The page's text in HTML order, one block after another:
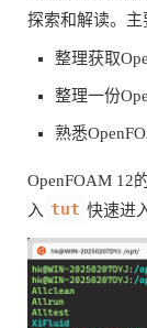
探索和解读。主
整理获取
整理一份
熟悉
OpenFOAM 12
入 tut 快速进